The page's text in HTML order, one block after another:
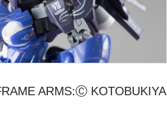
ARMS:Ⓒ KOTOBUKIYA